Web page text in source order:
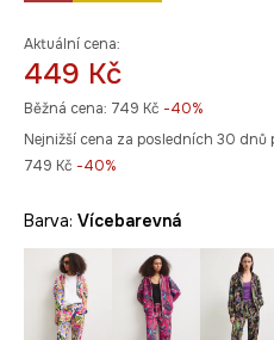
Aktuální cena:
449 Kč
Běžná cena: 749 Kč -40%
Nejnižší cena za posledních 30 dnů
749 Kč -40%
Barva: vícebarevná